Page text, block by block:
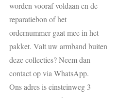
worden vooraf voldaan en de
reparatiebon of het
ordernummer gaat mee in het
pakket. Valt uw armband buiten
deze collecties? Neem dan
contact op via WhatsApp.
Ons adres is einsteinweg 3